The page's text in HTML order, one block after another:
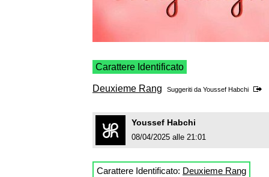
Carattere Identificato
Deuxieme Rang Suggeriti da Youssef Habchi
Youssef Habchi
08/04/2025 alle 21:01
Carattere Identificato: Deuxieme Rang